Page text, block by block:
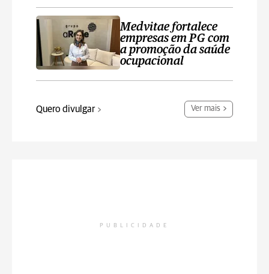
Medvitae fortalece
empresas em PG com
a promoção da saúde
ocupacional
Quero divulgar Ver mais
PUBLICIDADE